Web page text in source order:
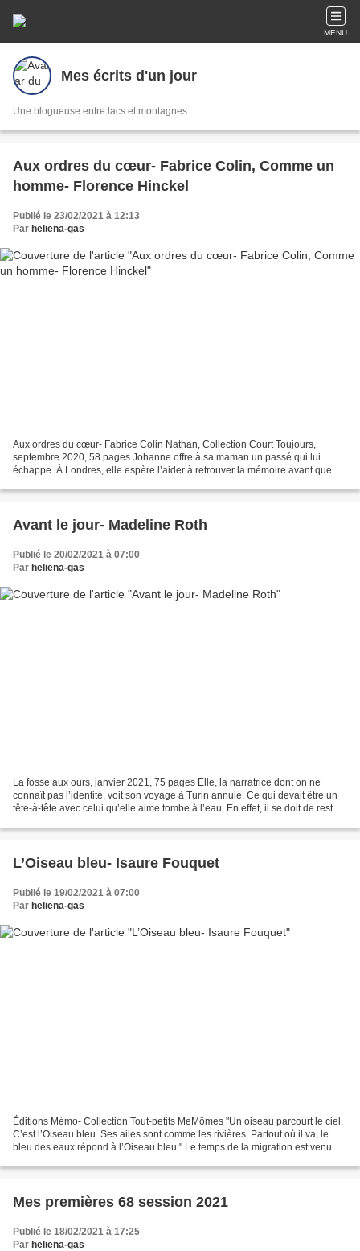
MENU
Mes écrits d'un jour
Une blogueuse entre lacs et montagnes
Aux ordres du cœur- Fabrice Colin, Comme un
homme- Florence Hinckel
Publié le 23/02/2021 à 12:13
Par heliena-gas
Aux ordres du cœur- Fabrice Colin Nathan, Collection Court Toujours,
septembre 2020, 58 pages Johanne offre à sa maman un passé qui lui
échappe. À Londres, elle espère l’aider à retrouver la mémoire avant que
Avant le jour- Madeline Roth
Publié le 20/02/2021 à 07:00
Par heliena-gas
La fosse aux ours, janvier 2021, 75 pages Elle, la narratrice dont on ne
connaît pas l’identité, voit son voyage à Turin annulé. Ce qui devait être un
tête-à-tête avec celui qu’elle aime tombe à l’eau. En effet, il se doit de rester
L’Oiseau bleu- Isaure Fouquet
Publié le 19/02/2021 à 07:00
Par heliena-gas
Éditions Mémo- Collection Tout-petits MeMômes "Un oiseau parcourt le ciel.
C’est l’Oiseau bleu. Ses ailes sont comme les rivières. Partout où il va, le
bleu des eaux répond à l’Oiseau bleu." Le temps de la migration est venu
Mes premières 68 session 2021
Publié le 18/02/2021 à 17:25
Par heliena-gas